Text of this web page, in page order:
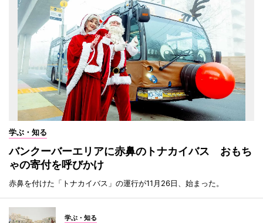
学ぶ・知る
バンクーバーエリアに赤鼻のトナカイバス おもち
ゃの寄付を呼びかけ
赤鼻を付けた「トナカイバス」の運行が11月26日、始まった。
学ぶ・知る